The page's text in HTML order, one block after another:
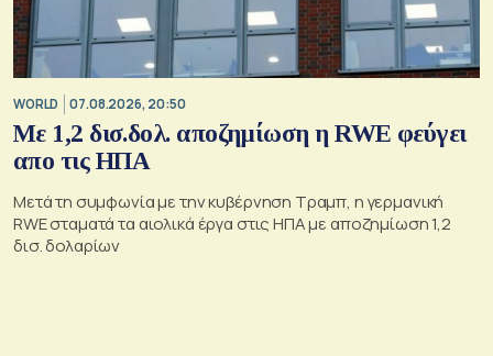
WORLD 07.08.2026, 20:50
Με 1,2 δισ.δολ. αποζημίωση η RWE φεύγει
απο τις ΗΠΑ
Μετά τη συμφωνία με την κυβέρνηση Τραμπ, η γερμανική
RWE σταματά τα αιολικά έργα στις ΗΠΑ με αποζημίωση 1,2
δισ. δολαρίων